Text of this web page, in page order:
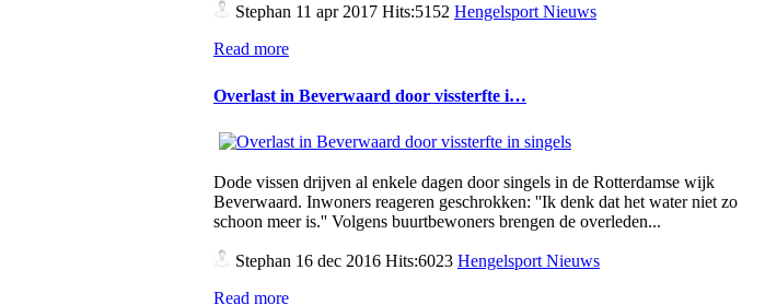
Stephan 11 apr 2017 Hits:5152 Hengelsport Nieuws
Read more
Overlast in Beverwaard door vissterfte i…
Dode vissen drijven al enkele dagen door singels in de Rotterdamse wijk
Beverwaard. Inwoners reageren geschrokken: ''Ik denk dat het water niet zo
schoon meer is.'' Volgens buurtbewoners brengen de overleden...
Stephan 16 dec 2016 Hits:6023 Hengelsport Nieuws
Read more